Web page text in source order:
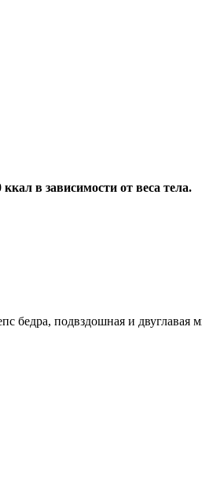
в зависимости от веса тела.
подвздошная и двуглавая